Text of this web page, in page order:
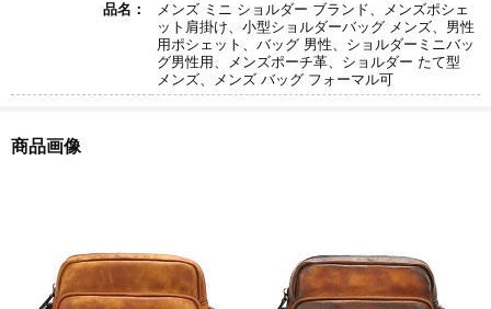
品名：
メンズ ミニ ショルダー ブランド、メンズポシェ
ット肩掛け、小型ショルダーバッグ メンズ、男性
用ポシェット、バッグ 男性、ショルダーミニバッ
グ男性用、メンズポーチ革、ショルダー たて型
メンズ、メンズ バッグ フォーマル可
商品画像